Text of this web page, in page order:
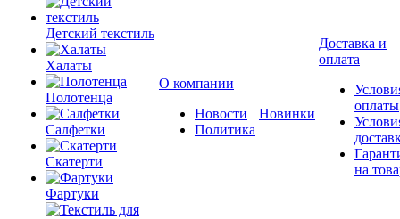
Детский текстиль
Халаты
Полотенца
Салфетки
Скатерти
Фартуки
О компании
Новости
Политика
Новинки
Доставка и
оплата
оплаты
на